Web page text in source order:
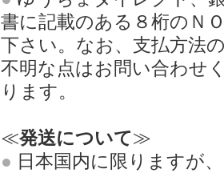
書に記載のある８桁のＮ
下さい。なお、支払方法
不明な点はお問い合わせ
ります。
≪発送について≫
● 日本国内に限りますが